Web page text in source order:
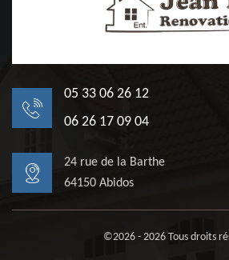
05 33 06 26 12
06 26 17 09 04
24 rue de la Barthe
64150 Abidos
©2026 - 2026 Tous droits